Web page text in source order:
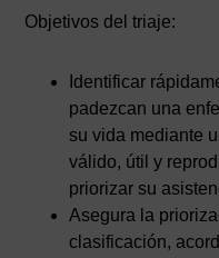
Objetivos del triaje:
Identificar
padezcan una
su vida mediante
válido, útil y
priorizar su
Asegura la
clasificación,